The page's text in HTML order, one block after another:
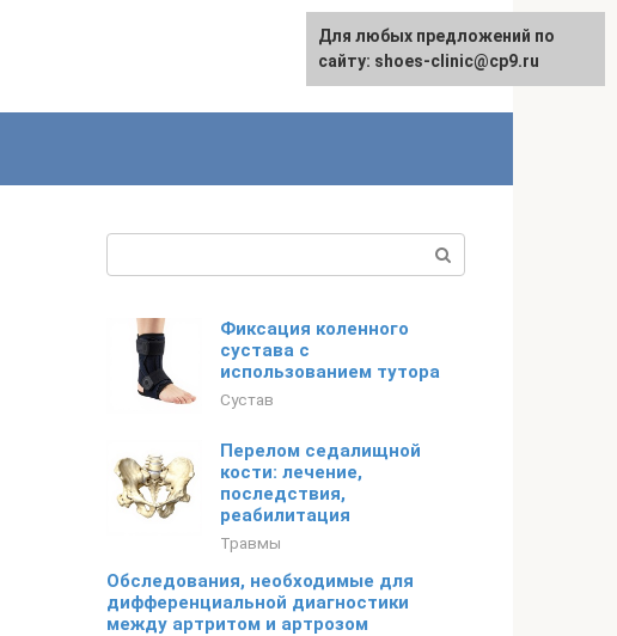
Фиксация коленного
сустава с
использованием тутора
Сустав
Перелом седалищной
кости: лечение,
последствия,
реабилитация
Травмы
Обследования, необходимые для
дифференциальной диагностики
между артритом и артрозом
Для любых предложений по
сайту: shoes-clinic@cp9.ru